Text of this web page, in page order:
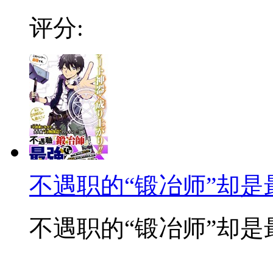
评分:
不遇职的“锻冶师”却是
不遇职的“锻冶师”却